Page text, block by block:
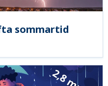
sommartid